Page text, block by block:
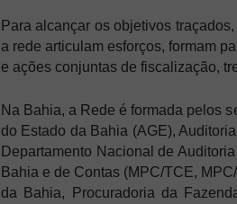
Para alcançar os objetivos
a rede articulam esforços, formam
e ações conjuntas de fiscalização,
Na Bahia, a Rede é formada pelos
do Estado da Bahia (AGE),
Departamento Nacional de
Bahia e de Contas (MPC/TCE,
da Bahia, Procuradoria da